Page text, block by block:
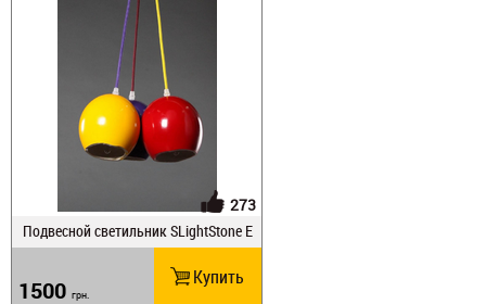
273
Подвесной светильник SLightStone E
GS 15*3
1500 грн.
Купить